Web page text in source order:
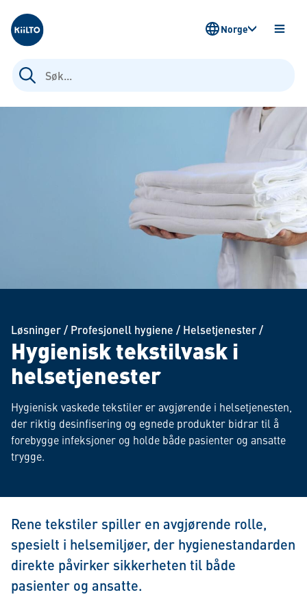
Kiilto Norway
Søk
etter:
ÅPNE
Norge
Løsninger/ Profesjonell hygiene / Helsetjenester/
Hygienisk tekstilvask i
helsetjenester
Hygienisk vaskede tekstiler er avgjørende i helsetjenesten,
der riktig desinfisering og egnede produkter bidrar til å
forebygge infeksjoner og holde både pasienter og ansatte
trygge.
Rene tekstiler spiller en avgjørende rolle,
spesielt i helsemiljøer, der hygienestandarden
direkte påvirker sikkerheten til både
pasienter og ansatte.